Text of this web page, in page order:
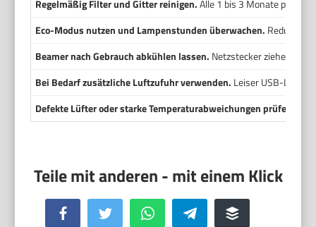
Regelmäßig Filter und Gitter reinigen.Alle 1 bis 3 Monate prüfen,
Eco-Modus nutzen und Lampenstunden überwachen. Reduziert
Beamer nach Gebrauch abkühlen lassen. Netzstecker ziehen und
Bei Bedarf zusätzliche Luftzufuhr verwenden. Leiser USB-Lüfter
Defekte Lüfter oder starke Temperaturabweichungen prüfen
Facebook Twitter WhatsApp Telegram Buffer